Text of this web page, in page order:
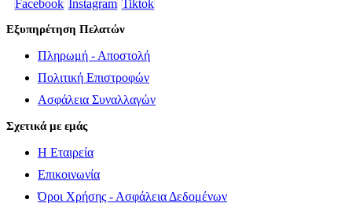
Facebook Instagram Tiktok
Εξυπηρέτηση Πελατών
Πληρωμή - Αποστολή
Πολιτική Επιστροφών
Ασφάλεια Συναλλαγών
Σχετικά με εμάς
Η Εταιρεία
Επικοινωνία
Όροι Χρήσης - Ασφάλεια Δεδομένων